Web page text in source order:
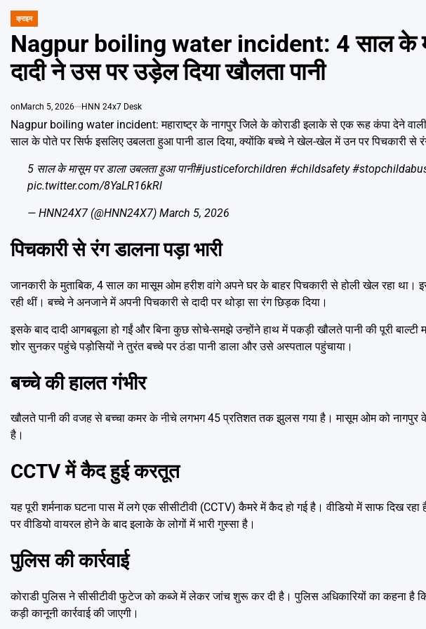
POSTED
IN
क्राइम
Nagpur boiling water incident: 4 साल के
दादी ने उस पर उड़ेल दिया खौलता पानी
on March 5, 2026 HNN 24x7 Desk
Nagpur boiling water incident: महाराष्ट्र के नागपुर जिले के कोराडी इलाके से एक रूह कंपा देने
साल के पोते पर सिर्फ इसलिए उबलता हुआ पानी डाल दिया, क्योंकि बच्चे ने खेल-खेल में उन पर पिचकारी से
5 साल के मासूम पर डाला उबलता हुआ पानी#justiceforchildren #childsafety
pic.twitter.com/8YaLR16kRl
— HNN24X7 (@HNN24X7) March 5, 2026
पिचकारी से रंग डालना पड़ा भारी
जानकारी के मुताबिक, 4 साल का मासूम ओम हरीश वांगे अपने घर के बाहर पिचकारी से होली खेल रहा था।
रही थीं। बच्चे ने अनजाने में अपनी पिचकारी से दादी पर थोड़ा सा रंग छिड़क दिया।
इसके बाद दादी आगबबूला हो गईं और बिना कुछ सोचे-समझे उन्होंने हाथ में पकड़ी खौलते पानी की पूरी
शोर सुनकर पहुंचे पड़ोसियों ने तुरंत बच्चे पर ठंडा पानी डाला और उसे अस्पताल पहुंचाया।
बच्चे की हालत गंभीर
खौलते पानी की वजह से बच्चा कमर के नीचे लगभग 45 प्रतिशत तक झुलस गया है। मासूम ओम को नागपुर के
है।
CCTV में कैद हुई करतूत
यह पूरी शर्मनाक घटना पास में लगे एक सीसीटीवी (CCTV) कैमरे में कैद हो गई है। वीडियो में साफ दिख
पर वीडियो वायरल होने के बाद इलाके के लोगों में भारी गुस्सा है।
पुलिस की कार्रवाई
कोराडी पुलिस ने सीसीटीवी फुटेज को कब्जे में लेकर जांच शुरू कर दी है। पुलिस अधिकारियों का कहना है
कड़ी कानूनी कार्रवाई की जाएगी।